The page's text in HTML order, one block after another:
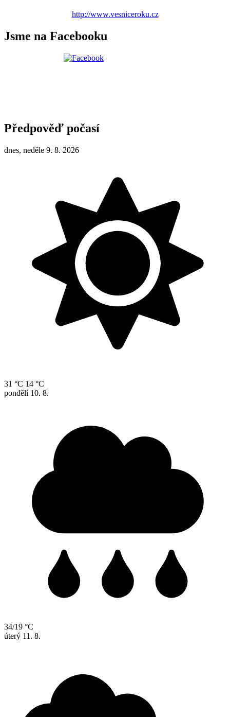
http://www.vesniceroku.cz
Jsme na Facebooku
Předpověď počasí
dnes, neděle 9. 8. 2026
31 °C 14 °C
pondělí 10. 8.
34/19 °C
úterý 11. 8.